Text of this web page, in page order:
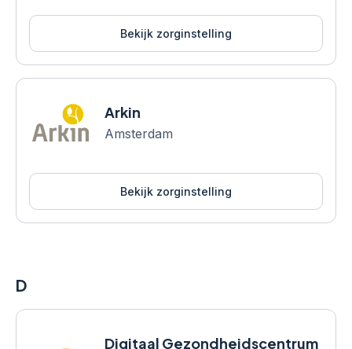
Bekijk zorginstelling
Arkin
Amsterdam
Bekijk zorginstelling
D
Digitaal Gezondheidscentrum